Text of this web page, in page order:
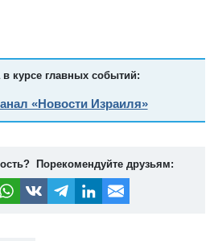
в курсе главных событий:
«Новости Израиля»
Порекомендуйте друзьям: